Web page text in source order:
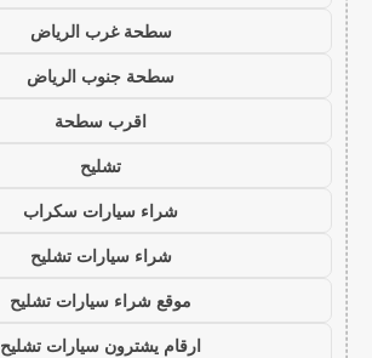
سطحة غرب الرياض
سطحة جنوب الرياض
اقرب سطحة
تشليح
شراء سيارات سكراب
شراء سيارات تشليح
موقع شراء سيارات تشليح
ارقام يشترون سيارات تشليح